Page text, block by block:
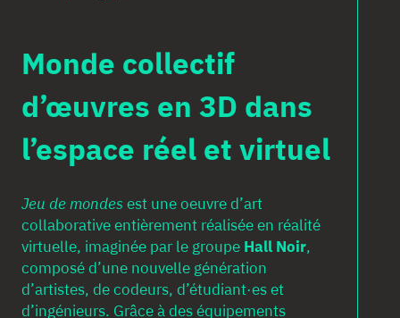
Monde collectif
d’œuvres en 3D dans
l’espace réel et virtuel
Jeu de mondes est une oeuvre d’art
collaborative entièrement réalisée en réalité
virtuelle, imaginée par le groupe Hall Noir,
composé d’une nouvelle génération
d’artistes, de codeurs, d’étudiant·es et
d’ingénieurs. Grâce à des équipements